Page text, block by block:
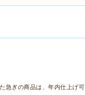
急ぎの商品は、年内仕上げ可